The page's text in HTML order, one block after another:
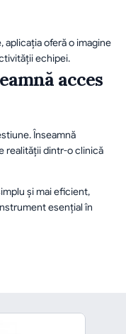
oferă o imagine
echipei.
acces
Înseamnă
realității dintr-o clinică
și mai eficient,
esențial în